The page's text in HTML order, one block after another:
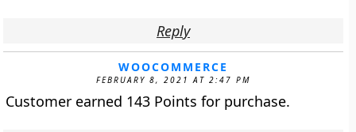
Reply
WOOCOMMERCE
FEBRUARY 8, 2021 AT 2:47 PM
Customer earned 143 Points for purchase.